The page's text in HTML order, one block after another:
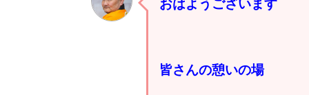
皆さんの憩いの場